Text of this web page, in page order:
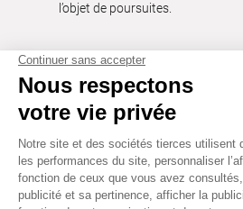
l’objet de poursuites.
Tous droits réservés ©